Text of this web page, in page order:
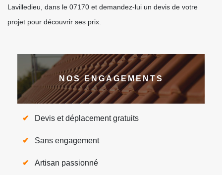
Lavilledieu, dans le 07170 et demandez-lui un devis de votre
projet pour découvrir ses prix.
NOS ENGAGEMENTS
Devis et déplacement gratuits
Sans engagement
Artisan passionné